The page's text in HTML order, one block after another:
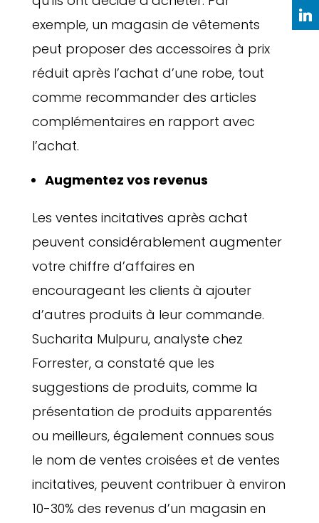
exemple, un magasin de vêtements
peut proposer des accessoires à prix
réduit après l’achat d’une robe, tout
comme recommander des articles
complémentaires en rapport avec
l’achat.
Augmentez vos revenus
Les ventes incitatives après achat
peuvent considérablement augmenter
votre chiffre d’affaires en
encourageant les clients à ajouter
d’autres produits à leur commande.
Sucharita Mulpuru, analyste chez
Forrester, a constaté que les
suggestions de produits, comme la
présentation de produits apparentés
ou meilleurs, également connues sous
le nom de ventes croisées et de ventes
incitatives, peuvent contribuer à environ
10-30% des revenus d’un magasin en